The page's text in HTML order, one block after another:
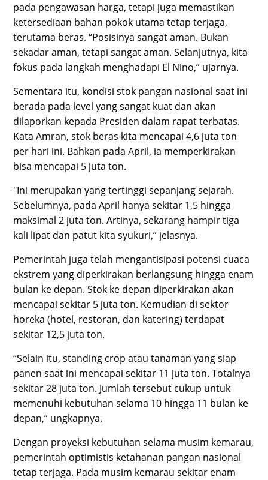
pada pengawasan harga, tetapi juga memastikan
ketersediaan bahan pokok utama tetap terjaga,
terutama beras. “Posisinya sangat aman. Bukan
sekadar aman, tetapi sangat aman. Selanjutnya, kita
fokus pada langkah menghadapi El Nino,” ujarnya.
Sementara itu, kondisi stok pangan nasional saat ini
berada pada level yang sangat kuat dan akan
dilaporkan kepada Presiden dalam rapat terbatas.
Kata Amran, stok beras kita mencapai 4,6 juta ton
per hari ini. Bahkan pada April, ia memperkirakan
bisa mencapai 5 juta ton.
"Ini merupakan yang tertinggi sepanjang sejarah.
Sebelumnya, pada April hanya sekitar 1,5 hingga
maksimal 2 juta ton. Artinya, sekarang hampir tiga
kali lipat dan patut kita syukuri,” jelasnya.
Pemerintah juga telah mengantisipasi potensi cuaca
ekstrem yang diperkirakan berlangsung hingga enam
bulan ke depan. Stok ke depan diperkirakan akan
mencapai sekitar 5 juta ton. Kemudian di sektor
horeka (hotel, restoran, dan katering) terdapat
sekitar 12,5 juta ton.
“Selain itu, standing crop atau tanaman yang siap
panen saat ini mencapai sekitar 11 juta ton. Totalnya
sekitar 28 juta ton. Jumlah tersebut cukup untuk
memenuhi kebutuhan selama 10 hingga 11 bulan ke
depan,” ungkapnya.
Dengan proyeksi kebutuhan selama musim kemarau,
pemerintah optimistis ketahanan pangan nasional
tetap terjaga. Pada musim kemarau sekitar enam